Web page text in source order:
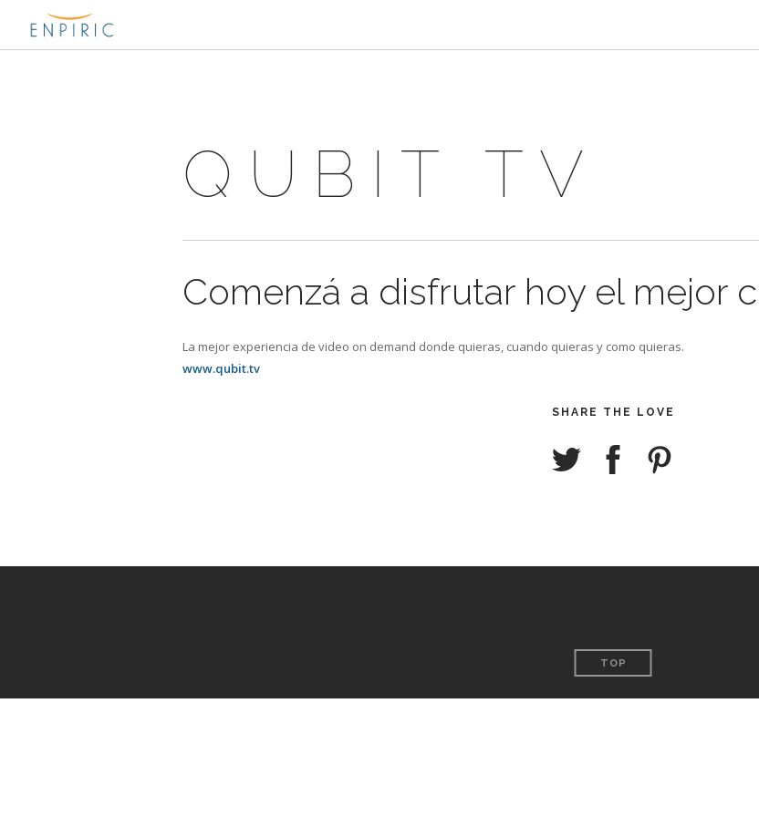
QUBIT TV
Comenzá a disfrutar hoy el mejor
La mejor experiencia de video on demand donde quieras, cuando quieras y como quieras.
www.qubit.tv
SHARE THE LOVE
TOP